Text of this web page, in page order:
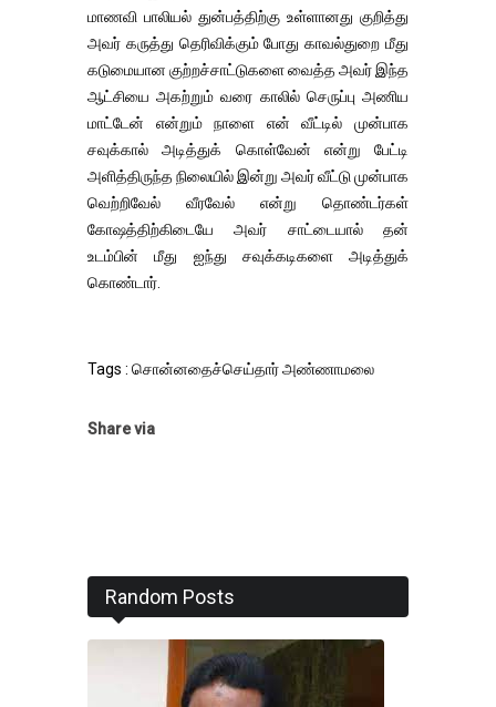
மாணவி பாலியல் துன்பத்திற்கு உள்ளானது குறித்து
அவர் கருத்து தெரிவிக்கும் போது காவல்துறை மீது
கடுமையான குற்றச்சாட்டுகளை வைத்த அவர் இந்த
ஆட்சியை அகற்றும் வரை காலில் செருப்பு அணிய
மாட்டேன் என்றும் நாளை என் வீட்டில் முன்பாக
சவுக்கால் அடித்துக் கொள்வேன் என்று பேட்டி
அளித்திருந்த நிலையில் இன்று அவர் வீட்டு முன்பாக
வெற்றிவேல் வீரவேல் என்று தொண்டர்கள்
கோஷத்திற்கிடையே அவர் சாட்டையால் தன்
உடம்பின் மீது ஐந்து சவுக்கடிகளை அடித்துக்
கொண்டார்.
Tags : சொன்னதைச்செய்தார் அண்ணாமலை
Share via
Random Posts